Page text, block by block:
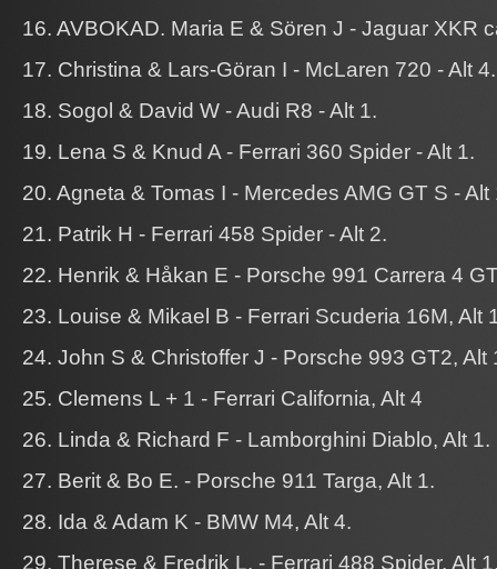
16. AVBOKAD. Maria E & Sören J - Jaguar XKR
17. Christina & Lars-Göran I - McLaren 720 - Alt 4.
18. Sogol & David W - Audi R8 - Alt 1.
19. Lena S & Knud A - Ferrari 360 Spider - Alt 1.
20. Agneta & Tomas I - Mercedes AMG GT S - Alt
21. Patrik H - Ferrari 458 Spider - Alt 2.
22. Henrik & Håkan E - Porsche 991 Carrera 4
23. Louise & Mikael B - Ferrari Scuderia 16M, Alt
24. John S & Christoffer J - Porsche 993 GT2, Alt
25. Clemens L + 1 - Ferrari California, Alt 4
26. Linda & Richard F - Lamborghini Diablo, Alt 1.
27. Berit & Bo E. - Porsche 911 Targa, Alt 1.
28. Ida & Adam K - BMW M4, Alt 4.
29. Therese & Fredrik L. - Ferrari 488 Spider, Alt